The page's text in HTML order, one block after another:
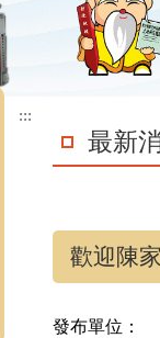
:::
最新
歡迎陳
發布單位：